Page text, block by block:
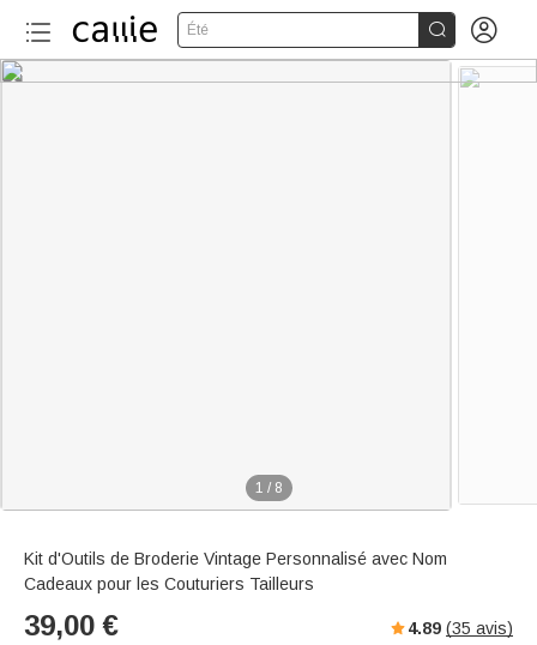
Été  
1 / 8
Kit d'Outils de Broderie Vintage Personnalisé avec Nom
Cadeaux pour les Couturiers Tailleurs
39,00 € 4.89 (35 avis)